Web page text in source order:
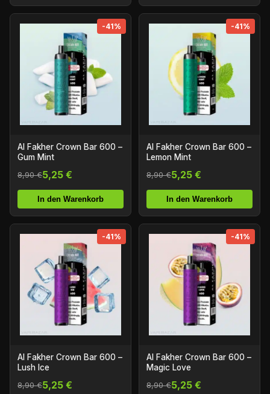
-41%
Al Fakher Crown Bar 600 –
Gum Mint
8,90 €5,25 €
In den Warenkorb
-41%
Al Fakher Crown Bar 600 –
Lemon Mint
8,90 €5,25 €
In den Warenkorb
-41%
Al Fakher Crown Bar 600 –
Lush Ice
8,90 €5,25 €
-41%
Al Fakher Crown Bar 600 –
Magic Love
8,90 €5,25 €